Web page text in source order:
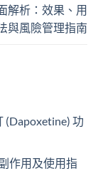
解析：效果、用
與風險管理指南
(Dapoxetine) 功
作用及使用指